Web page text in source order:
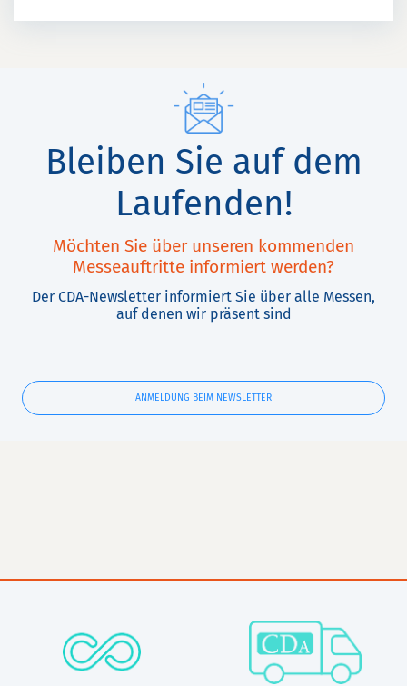
Bleiben Sie auf dem
Laufenden!
Möchten Sie über unseren kommenden
Messeauftritte informiert werden?
Der CDA-Newsletter informiert Sie über alle Messen,
auf denen wir präsent sind
ANMELDUNG BEIM NEWSLETTER